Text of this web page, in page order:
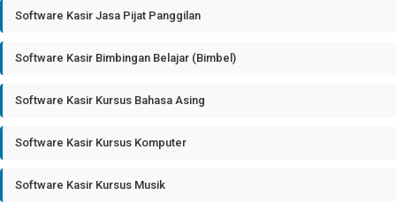
Software Kasir Jasa Pijat Panggilan
Software Kasir Bimbingan Belajar (Bimbel)
Software Kasir Kursus Bahasa Asing
Software Kasir Kursus Komputer
Software Kasir Kursus Musik